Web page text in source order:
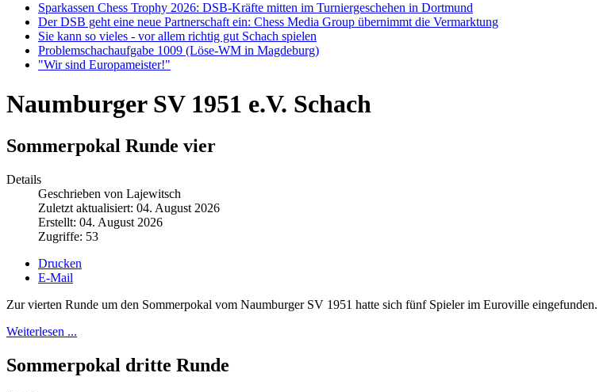
Sparkassen Chess Trophy 2026: DSB-Kräfte mitten im Turniergeschehen in Dortmund
Der DSB geht eine neue Partnerschaft ein: Chess Media Group übernimmt die Vermarktung
Sie kann so vieles - vor allem richtig gut Schach spielen
Problemschachaufgabe 1009 (Löse-WM in Magdeburg)
"Wir sind Europameister!"
Naumburger SV 1951 e.V. Schach
Sommerpokal Runde vier
Details
Geschrieben von Lajewitsch
Zuletzt aktualisiert: 04. August 2026
Erstellt: 04. August 2026
Zugriffe: 53
Drucken
E-Mail
Zur vierten Runde um den Sommerpokal vom Naumburger SV 1951 hatte sich fünf Spieler im Euroville eingefunden.
Weiterlesen ...
Sommerpokal dritte Runde